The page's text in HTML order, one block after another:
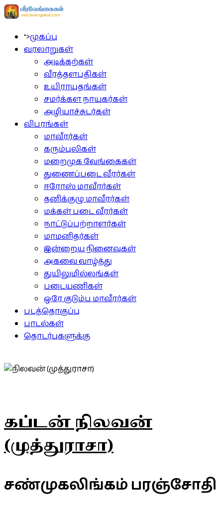
">முகப்பு
வரலாறுகள்
அடிக்கற்கள்
வீரத்தளபதிகள்
உயிராயுதங்கள்
சமர்க்கள நாயகர்கள்
அழியாச்சுடர்கள்
விபரங்கள்
மாவீரர்கள்
கரும்புலிகள்
மறைமுக வேங்கைகள்
துணைப்படை வீரர்கள்
ஈரோஸ் மாவீரர்கள்
தனிக்குழு மாவீரர்கள்
மக்கள் படை வீரர்கள்
நாட்டுப்பற்றாளர்கள்
மாமனிதர்கள்
இன்றைய நினைவுகள்
அகவை வாழ்த்து
துயிலுமில்லங்கள்
படையணிகள்
ஒரே குடும்ப மாவீரர்கள்
படத்தொகுப்பு
பாடல்கள்
தொடர்புகளுக்கு
கப்டன் நிலவன்
(முத்துராசா)
சண்முகலிங்கம் பரஞ்சோதி